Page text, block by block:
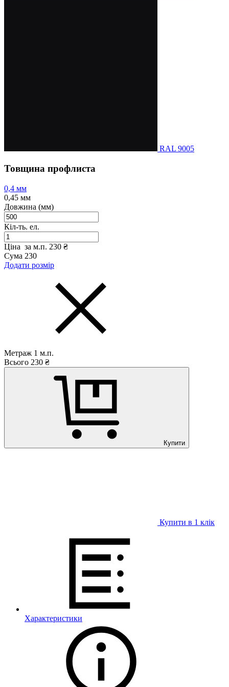
RAL 9005
Товщина профлиста
0,4 мм
0,45 мм
Довжина (мм)
Кіл-ть. ел.
Ціна за м.п. 230 ₴
Сума 230
Додати розмір
Метраж 1 м.п.
Всього 230 ₴
Купити
Купити в 1 клiк
Характеристики